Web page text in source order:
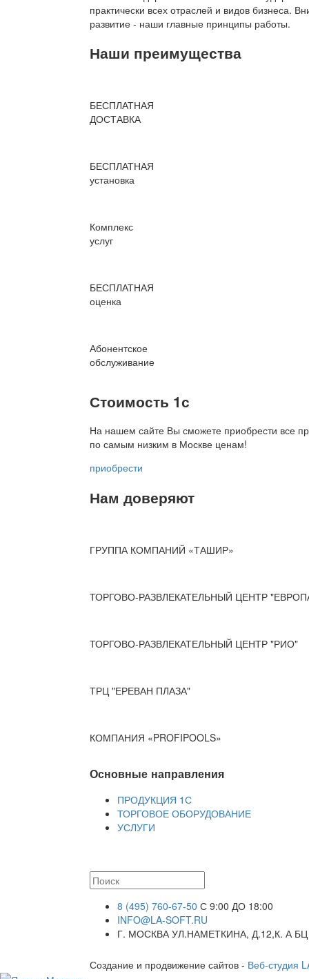
практически всех отраслей и видов бизнеса.
развитие - наши главные принципы работы.
Наши преимущества
БЕСПЛАТНАЯ
ДОСТАВКА
БЕСПЛАТНАЯ
установка
Комплекс
услуг
БЕСПЛАТНАЯ
оценка
Абонентское
обслуживание
Стоимость 1с
На нашем сайте Вы сможете приобрести все
по самым низким в Москве ценам!
приобрести
Нам доверяют
ГРУППА КОМПАНИЙ «ТАШИР»
ТОРГОВО-РАЗВЛЕКАТЕЛЬНЫЙ ЦЕНТР
ТОРГОВО-РАЗВЛЕКАТЕЛЬНЫЙ ЦЕНТР "РИО"
ТРЦ "ЕРЕВАН ПЛАЗА"
КОМПАНИЯ «PROFIPOOLS»
Основные направления
ПРОДУКЦИЯ 1С
ТОРГОВОЕ ОБОРУДОВАНИЕ
УСЛУГИ
8 (495) 760-67-50 С 9:00 ДО 18:00
INFO@LA-SOFT.RU
Г. МОСКВА УЛ.НАМЕТКИНА, Д.12,К. А
Создание и продвижение сайтов - Веб-студия